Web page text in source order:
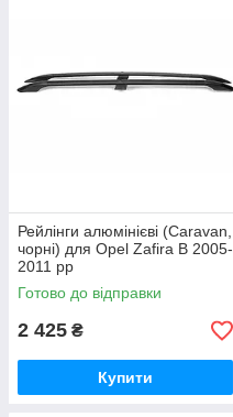
Рейлінги алюмінієві (Caravan,
чорні) для Opel Zafira B 2005-
2011 рр
Готово до відправки
2 425 ₴
Купити